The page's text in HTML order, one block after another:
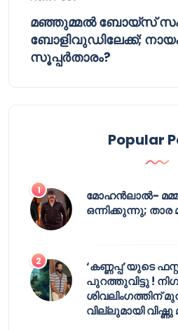
മഞ്ഞുമ്മൽ ബോയ്സ്
ബോളിവുഡിലേക്ക്;
സൂപ്പർതാരം?
Popular
മോഹൻലാൽ-
ഒന്നിക്കുന്നു; താര
‘കണ്ണപ്പ’യുടെ
പുറത്തുവിട്ടു !
ശിവലിംഗത്തിന്
വില്ലുമായി